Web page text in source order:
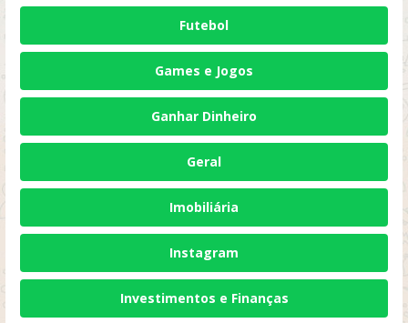
Futebol
Games e Jogos
Ganhar Dinheiro
Geral
Imobiliária
Instagram
Investimentos e Finanças